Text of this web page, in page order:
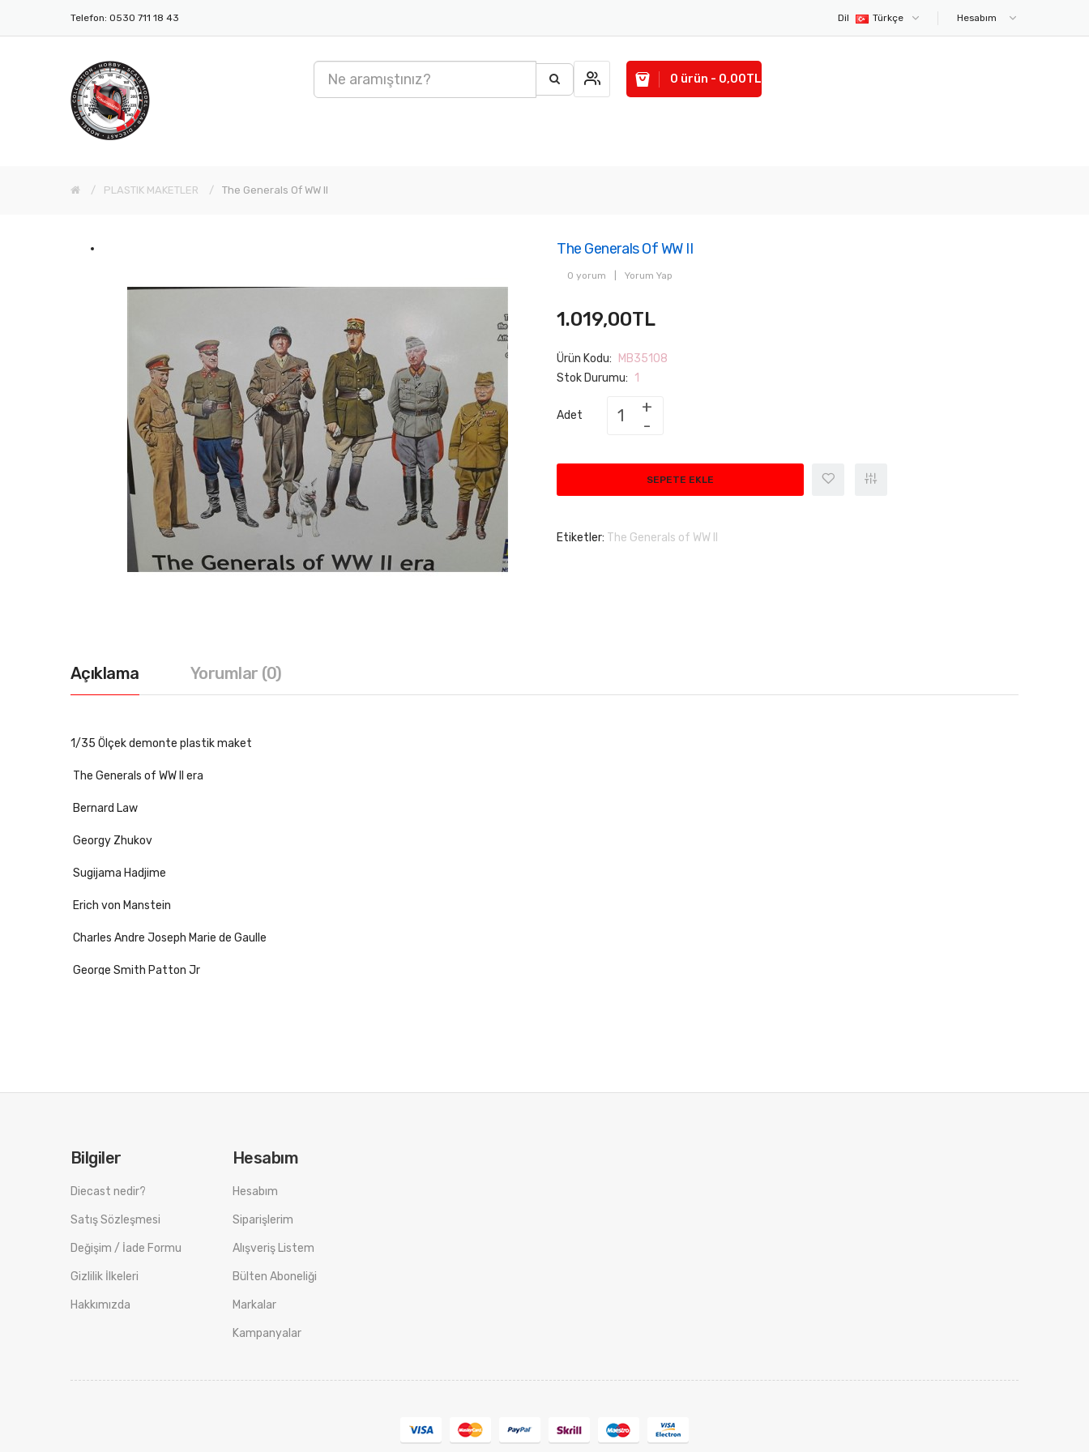
Telefon: 0530 711 18 43 Dil Türkçe Hesabım
0 ürün - 0,00TL
PLASTIK MAKETLER The Generals Of WW II
The Generals Of WW II
0 yorum Yorum Yap
1.019,00TL
Ürün Kodu:
MB35108
Stok Durumu: 1
Adet
SEPETE EKLE
Etiketler: The Generals of WW II
Açıklama Yorumlar (0)
1/35 Ölçek demonte plastik maket
The Generals of WW II era
Bernard Law
Georgy Zhukov
Sugijama Hadjime
Erich von Manstein
Charles Andre Joseph Marie de Gaulle
George Smith Patton Jr
Bilgiler
Diecast nedir?
Satış Sözleşmesi
Değişim / İade Formu
Gizlilik İlkeleri
Hakkımızda
Hesabım
Hesabım
Siparişlerim
Alışveriş Listem
Bülten Aboneliği
Markalar
Kampanyalar